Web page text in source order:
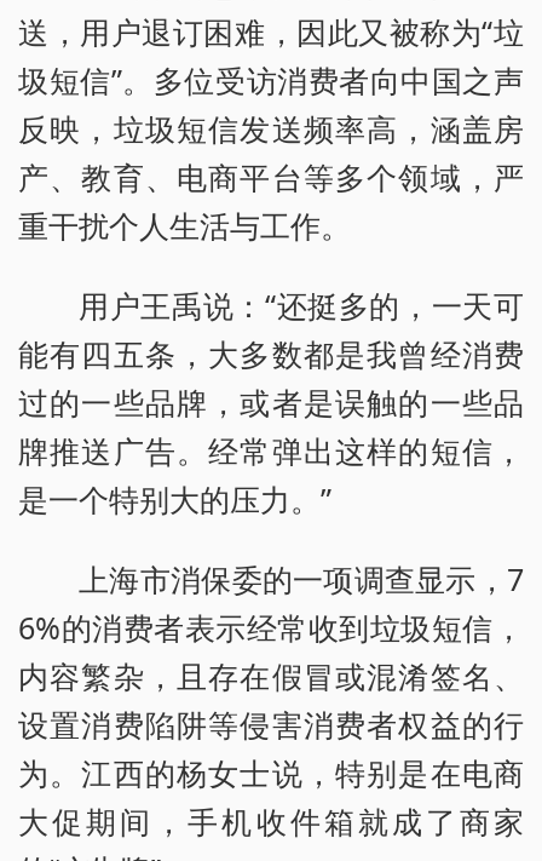
送，用户退订困难，因此又被称为“垃
圾短信”。多位受访消费者向中国之声
反映，垃圾短信发送频率高，涵盖房
产、教育、电商平台等多个领域，严
重干扰个人生活与工作。
用户王禹说：“还挺多的，一天可
能有四五条，大多数都是我曾经消费
过的一些品牌，或者是误触的一些品
牌推送广告。经常弹出这样的短信，
是一个特别大的压力。”
上海市消保委的一项调查显示，7
6%的消费者表示经常收到垃圾短信，
内容繁杂，且存在假冒或混淆签名、
设置消费陷阱等侵害消费者权益的行
为。江西的杨女士说，特别是在电商
大促期间，手机收件箱就成了商家